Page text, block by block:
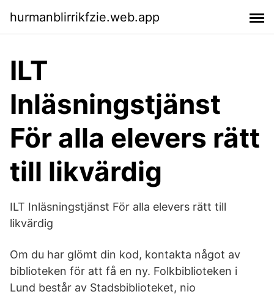
hurmanblirrikfzie.web.app
ILT
Inläsningstjänst
För alla elevers rätt
till likvärdig
ILT Inläsningstjänst För alla elevers rätt till
likvärdig
Om du har glömt din kod, kontakta något av
biblioteken för att få en ny. Folkbiblioteken i
Lund består av Stadsbiblioteket, nio